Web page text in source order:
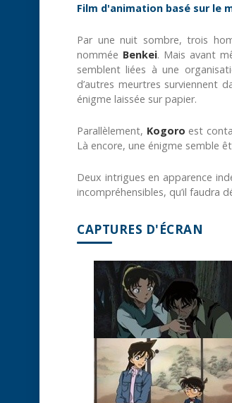
Film d'animation basé sur le
Par une nuit sombre, trois
nommée Benkei. Mais avant
semblent liées à une
d’autres meurtres surviennent
énigme laissée sur papier.
Parallèlement, Kogoro est
Là encore, une énigme semble
Deux intrigues en apparence
incompréhensibles, qu’il faudra
CAPTURES D'ÉCRAN